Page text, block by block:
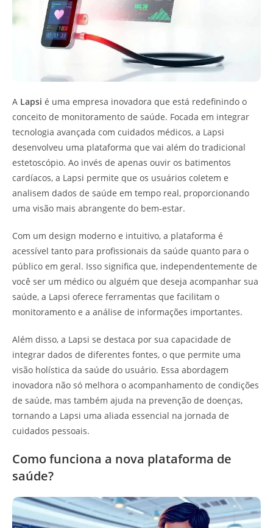
A Lapsi é uma empresa inovadora que está redefinindo o
conceito de monitoramento de saúde. Focada em integrar
tecnologia avançada com cuidados médicos, a Lapsi
desenvolveu uma plataforma que vai além do tradicional
estetoscópio. Ao invés de apenas ouvir os batimentos
cardíacos, a Lapsi permite que os usuários coletem e
analisem dados de saúde em tempo real, proporcionando
uma visão mais abrangente do bem-estar.
Com um design moderno e intuitivo, a plataforma é
acessível tanto para profissionais da saúde quanto para o
público em geral. Isso significa que, independentemente de
você ser um médico ou alguém que deseja acompanhar sua
saúde, a Lapsi oferece ferramentas que facilitam o
monitoramento e a análise de informações importantes.
Além disso, a Lapsi se destaca por sua capacidade de
integrar dados de diferentes fontes, o que permite uma
visão holística da saúde do usuário. Essa abordagem
inovadora não só melhora o acompanhamento de condições
de saúde, mas também ajuda na prevenção de doenças,
tornando a Lapsi uma aliada essencial na jornada de
cuidados pessoais.
Como funciona a nova plataforma de
saúde?